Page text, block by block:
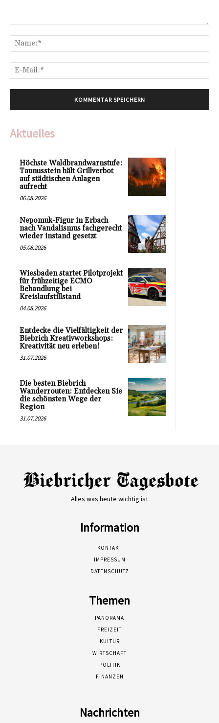
Aktuelles
Höchste Waldbrandwarnstufe:
Taunusstein hält Grillverbot
auf städtischen Anlagen
aufrecht
06.08.2026
Nepomuk-Figur in Erbach
nach Vandalismus fachgerecht
wieder instand gesetzt
05.08.2026
Wiesbaden startet Pilotprojekt
für frühzeitige ECMO
Behandlung bei
Kreislaufstillstand
04.08.2026
Entdecke die Vielfältigkeit der
Biebrich Kreativworkshops:
Kreativität neu erleben!
31.07.2026
Die besten Biebrich
Wanderrouten: Entdecken Sie
die schönsten Wege der
Region
31.07.2026
Alles was heute wichtig ist
Information
KONTAKT
IMPRESSUM
DATENSCHUTZ
Themen
PANORAMA
FREIZEIT
KULTUR
WIRTSCHAFT
POLITIK
FINANZEN
Nachrichten